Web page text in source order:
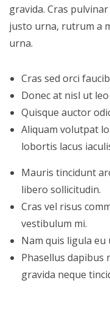
gravida. Cras
justo urna, rutrum a
urna.
Cras sed orci
Donec at nisl ut
Quisque auctor
Aliquam volutpat
lobortis lacus
Mauris tincidunt
libero sollicitudin.
Cras vel risus
vestibulum mi.
Nam quis ligula eu
Phasellus dapibus
gravida neque